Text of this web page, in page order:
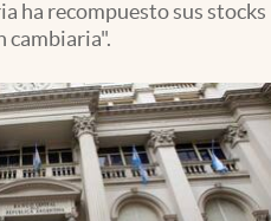
ha recompuesto sus stocks
cambiaria".